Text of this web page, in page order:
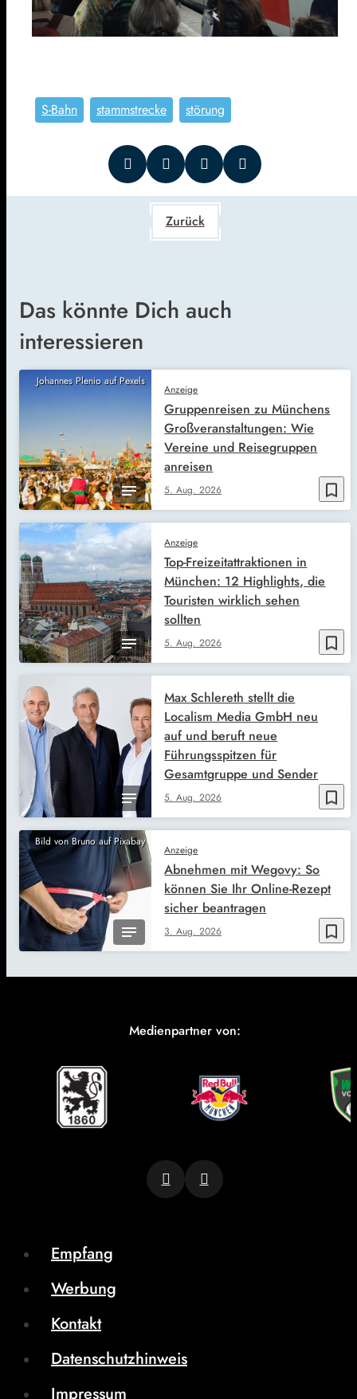
S-Bahn stammstrecke störung
Zurück
Das könnte Dich auch
interessieren
Johannes Plenio auf Pexels
bookmark_border
Anzeige
5. Aug. 2026
Gruppenreisen zu Münchens
Großveranstaltungen: Wie
Vereine und Reisegruppen
anreisen
bookmark_border
Anzeige
5. Aug. 2026
Top-Freizeitattraktionen in
München: 12 Highlights, die
Touristen wirklich sehen
sollten
bookmark_border
5. Aug. 2026
Max Schlereth stellt die
Localism Media GmbH neu
auf und beruft neue
Führungsspitzen für
Gesamtgruppe und Sender
Bild von Bruno auf Pixabay
bookmark_border
Anzeige
3. Aug. 2026
Abnehmen mit Wegovy: So
können Sie Ihr Online-Rezept
sicher beantragen
Medienpartner von:
Empfang
Werbung
Kontakt
Datenschutzhinweis
Impressum